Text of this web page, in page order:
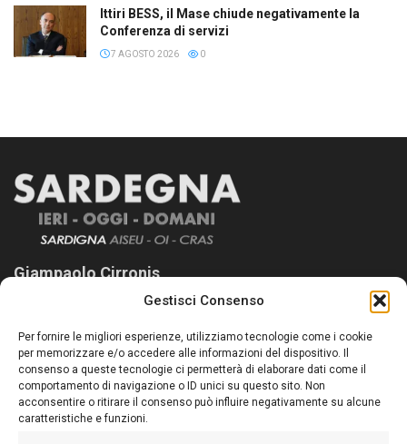
Gestisci Consenso
Per fornire le migliori esperienze, utilizziamo tecnologie come i cookie
per memorizzare e/o accedere alle informazioni del dispositivo. Il
consenso a queste tecnologie ci permetterà di elaborare dati come il
comportamento di navigazione o ID unici su questo sito. Non
acconsentire o ritirare il consenso può influire negativamente su alcune
caratteristiche e funzioni.
Ittiri BESS, il Mase chiude negativamente la
Conferenza di servizi
7 AGOSTO 2026 0
Giampaolo Cirronis
Sardegna Ieri-Oggi-Domani nasce per informare “liberamente” i
lettori su quanto accade in Sardegna, con un occhio rivolto al
nostro passato e, soprattutto, al nostro futuro
Follow Us